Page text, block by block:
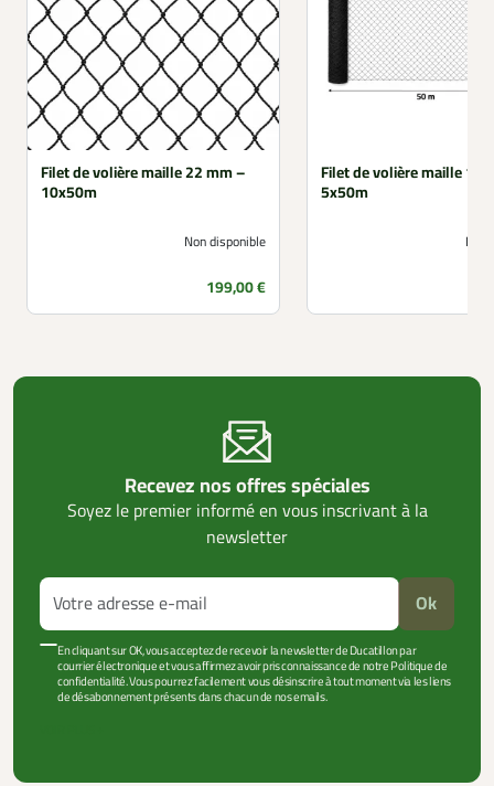
Filet de volière maille 22 mm –
10x50m
Non disponible
Prix
199,00 €
Filet de volière maille 15
5x50m
Non
Recevez nos offres spéciales
Soyez le premier informé en vous inscrivant à la
newsletter
Ok
En cliquant sur OK, vous acceptez de recevoir la newsletter de Ducatillon par
courrier électronique et vous affirmez avoir pris connaissance de notre Politique de
confidentialité. Vous pourrez facilement vous désinscrire à tout moment via les liens
de désabonnement présents dans chacun de nos emails.